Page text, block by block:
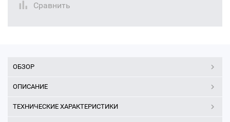
Сравнить
ОБЗОР
ОПИСАНИЕ
ТЕХНИЧЕСКИЕ ХАРАКТЕРИСТИКИ